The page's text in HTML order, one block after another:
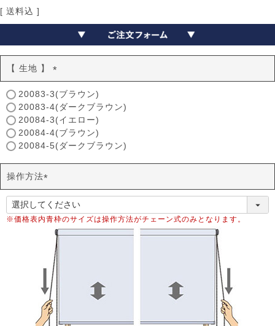
送料込
【 生地 】
(
必
須
)
20083-3(ブラウン)
20083-4(ダークブラウン)
20084-3(イエロー)
20084-4(ブラウン)
20084-5(ダークブラウン)
操作方法
(
必
須
※価格表内青枠のサイズは操作方法がチェーン式のみとなります。